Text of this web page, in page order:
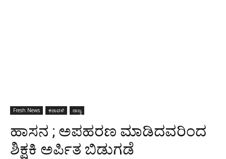
Fresh News ಕರಾವಳಿ ರಾಜ್ಯ
ಹಾಸನ ; ಅಪಹರಣ ಮಾಡಿದವರಿಂದ
ಶಿಕ್ಷಕಿ ಅರ್ಪಿತ ಬಿಡುಗಡೆ